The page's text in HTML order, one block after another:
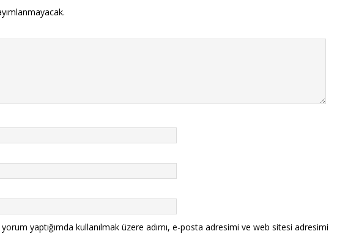
yaptığımda kullanılmak üzere adımı, e-posta adresimi ve web sitesi adresimi